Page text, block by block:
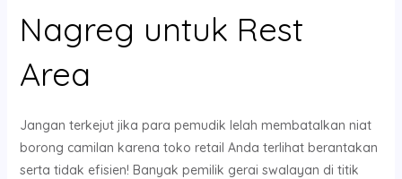
Nagreg untuk Rest
Area
Jangan terkejut jika para pemudik lelah membatalkan niat
borong camilan karena toko retail Anda terlihat berantakan
serta tidak efisien! Banyak pemilik gerai swalayan di titik